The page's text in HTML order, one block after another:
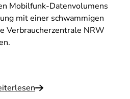
Mobilfunk-Datenvolumens
mit einer schwammigen
Verbraucherzentrale NRW